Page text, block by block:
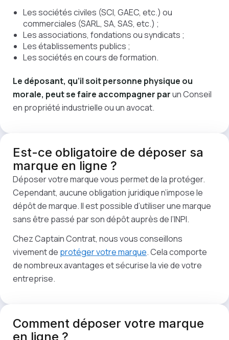
Les sociétés civiles (SCI, GAEC, etc.) ou
commerciales (SARL, SA, SAS, etc.) ;
Les associations, fondations ou syndicats ;
Les établissements publics ;
Les sociétés en cours de formation.
Le déposant, qu’il soit personne physique ou
morale, peut se faire accompagner parun Conseil
en propriété industrielle ou un avocat.
Est-ce obligatoire de déposer sa
marque en ligne ?
Déposer votre marque vous permet de la protéger.
Cependant, aucune obligation juridique n’impose le
dépôt de marque. Il est possible d’utiliser une marque
sans être passé par son dépôt auprès de l’INPI.
Chez Captain Contrat, nous vous conseillons
vivement de protéger votre marque. Cela comporte
de nombreux avantages et sécurise la vie de votre
entreprise.
Comment déposer votre marque
en ligne ?